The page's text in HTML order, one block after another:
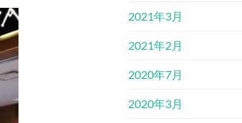
2021年3月
2021年2月
2020年7月
2020年3月